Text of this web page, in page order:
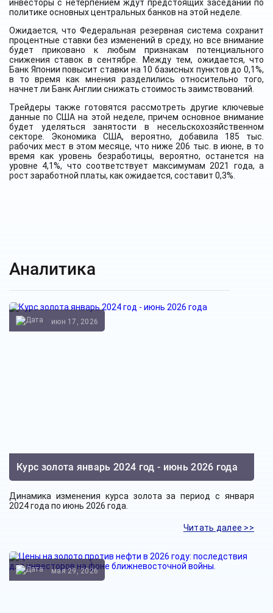
Аналитика
Курс золота январь 2024 год - июнь 2026 года
июн 17, 2026
Динамика изменения курса золота за период с января
2024 года по июнь 2026 года.
Читать далее >>
мая 29, 2026
инвесторы с нетерпением ждут предстоящих заседаний по
политике основных центральных банков на этой неделе.
Ожидается, что Федеральная резервная система сохранит
процентные ставки без изменений в среду, но все внимание
будет приковано к любым признакам потенциального
снижения ставок в сентябре. Между тем, ожидается, что
Банк Японии повысит ставки на 10 базисных пунктов до 0,1%,
в то время как мнения разделились относительно того,
начнет ли Банк Англии снижать стоимость заимствований.
Трейдеры также готовятся рассмотреть другие ключевые
данные по США на этой неделе, причем основное внимание
будет уделяться занятости в несельскохозяйственном
секторе. Экономика США, вероятно, добавила 185 тыс.
рабочих мест в этом месяце, что ниже 206 тыс. в июне, в то
время как уровень безработицы, вероятно, останется на
уровне 4,1%, что соответствует максимумам 2021 года, а
рост заработной платы, как ожидается, составит 0,3%.